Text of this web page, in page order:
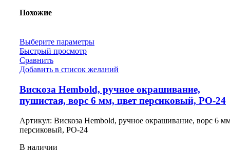
Похожие
Выберите параметры
Быстрый просмотр
Сравнить
Добавить в список желаний
Вискоза Hembold, ручное окрашивание,
пушистая, ворс 6 мм, цвет персиковый, РО-24
Артикул: Вискоза Hembold, ручное окрашивание, ворс 6
персиковый, РО-24
В наличии